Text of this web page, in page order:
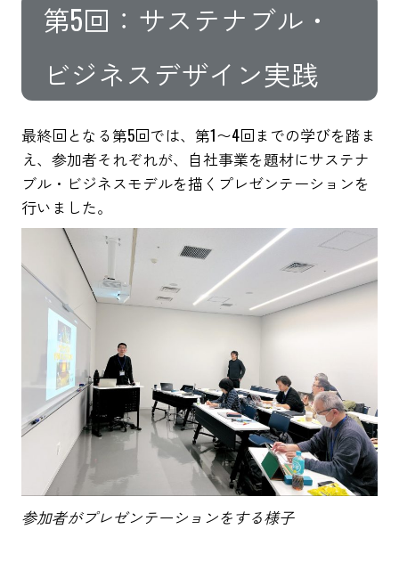
第5回：サステナブル・
ビジネスデザイン実践
最終回となる第5回では、第1〜4回までの学びを踏ま
え、参加者それぞれが、自社事業を題材にサステナ
ブル・ビジネスモデルを描くプレゼンテーションを
行いました。
参加者がプレゼンテーションをする様子